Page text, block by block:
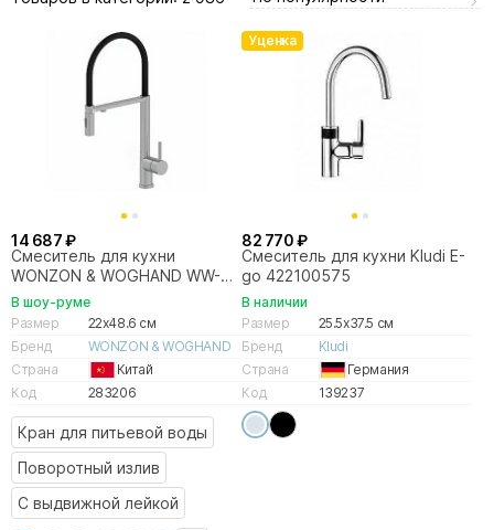
14 687 ₽
Смеситель для кухни
WONZON & WOGHAND WW-
458027-BN брашированный
никель
В шоу-руме
Размер
22x48.6 см
Бренд
WONZON & WOGHAND
Страна
Китай
Код
283206
Кран для питьевой воды
Поворотный излив
С выдвижной лейкой
Уценка
82 770 ₽
Смеситель для кухни Kludi E-
go 422100575
В наличии
Размер
25.5x37.5 см
Бренд
Kludi
Страна
Германия
Код
139237